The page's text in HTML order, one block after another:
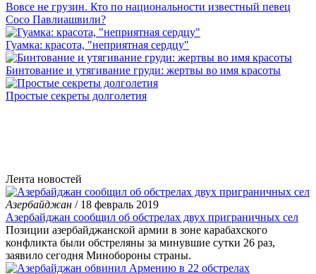
Вовсе не грузин. Кто по национальности известный певец
Сосо Павлиашвили?
Гуамка: красота, "неприятная сердцу"
Бинтование и утягивание груди: жертвы во имя красоты
Простые секреты долголетия
Лента новостей
Азербайджан / 18 февраль 2019
Азербайджан сообщил об обстрелах двух приграничных сел
Позиции азербайджанской армии в зоне карабахского
конфликта были обстреляны за минувшие сутки 26 раз,
заявило сегодня Минобороны страны.